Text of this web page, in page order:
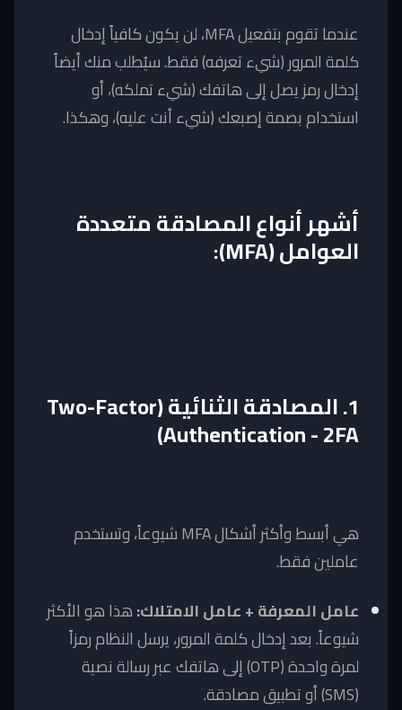
عندما تقوم بتفعيل MFA، لن يكون كافياً إدخال
كلمة المرور (شيء تعرفه) فقط. سيُطلب منك أيضاً
إدخال رمز يصل إلى هاتفك (شيء تملكه)، أو
استخدام بصمة إصبعك (شيء أنت عليه)، وهكذا.
أشهر أنواع المصادقة متعددة
العوامل (MFA):
1. المصادقة الثنائية (Two-Factor
Authentication - 2FA)
هي أبسط وأكثر أشكال MFA شيوعاً، وتستخدم
عاملين فقط.
عامل المعرفة + عامل الامتلاك:هذا هو الأكثر
شيوعاً. بعد إدخال كلمة المرور، يرسل النظام رمزاً
لمرة واحدة (OTP) إلى هاتفك عبر رسالة نصية
(SMS) أو تطبيق مصادقة.